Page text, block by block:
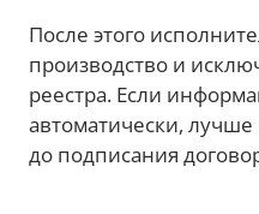
После этого
производство и
реестра. Если
автоматически,
до подписания